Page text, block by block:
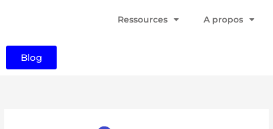
Ressources A propos
Blog